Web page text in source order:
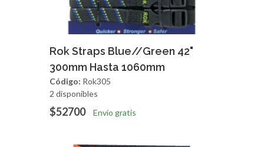
Agregar Vista Rapida
Rok Straps Blue//Green 42"
300mm Hasta 1060mm
Código: Rok305
2 disponibles
$52700 Envío gratis